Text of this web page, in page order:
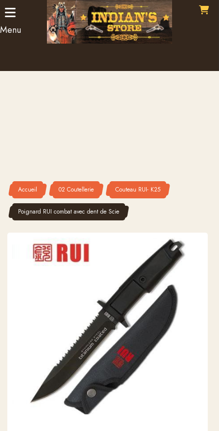
Menu
Accueil 02 Coutellerie Couteau RUI- K25
Poignard RUI combat avec dent de Scie
Panneau de gestion des cookies